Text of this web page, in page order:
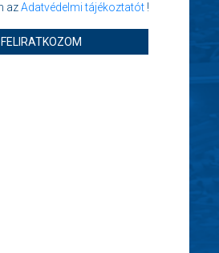
azAdatvédelmi tájékoztatót!
FELIRATKOZOM